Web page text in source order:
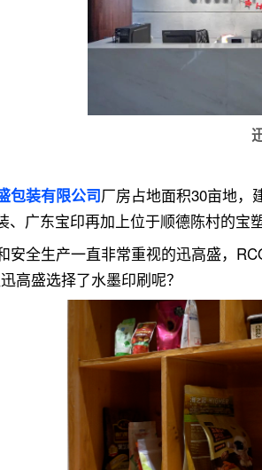
包装有限公司厂房占地面积30亩地，
、广东宝印再加上位于顺德陈村的宝
全生产一直非常重视的迅高盛，
高盛选择了水墨印刷呢？